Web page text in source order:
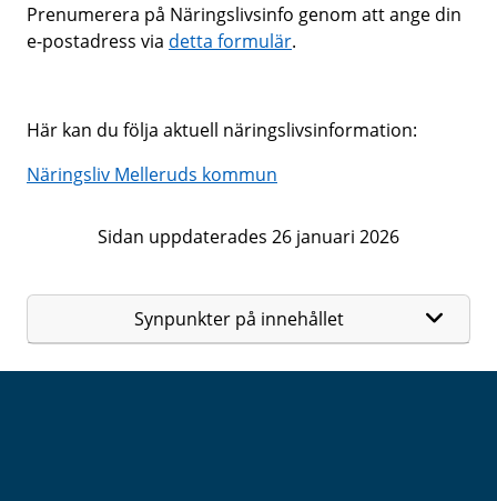
Prenumerera på Näringslivsinfo genom att ange din
e-postadress via detta formulär.
Här kan du följa aktuell näringslivsinformation:
Näringsliv Melleruds kommun
Sidan uppdaterades 26 januari 2026
Synpunkter på innehållet